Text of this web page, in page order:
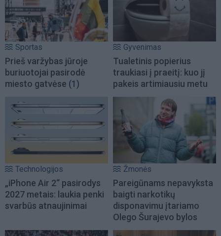
Sportas
Prieš varžybas jūroje
buriuotojai pasirodė
miesto gatvėse (1)
Gyvenimas
Tualetinis popierius
traukiasi į praeitį: kuo jį
pakeis artimiausiu metu
Technologijos
„iPhone Air 2“ pasirodys
2027 metais: laukia penki
svarbūs atnaujinimai
Žmonės
Pareigūnams nepavyksta
baigti narkotikų
disponavimu įtariamo
Olego Šurajevo bylos